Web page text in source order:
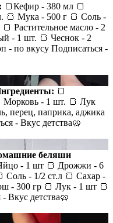
🍞Кефир - 380 мл 🍞
🍞 Мука - 500 г 🍞 Соль -
Растительное масло - 2
- 1 шт. 🍞 Чеснок - 2
- по вкусу Подписаться -
🍞
Морковь - 1 шт. 🍞 Лук
перец, паприка, аджика
- Вкус детства🥨
беляши
- 1 шт 🍞 Дрожжи - 6
Соль - 1/2 ст.л 🍞 Сахар -
- 300 гр 🍞 Лук - 1 шт 🍞
Вкус детства🥨